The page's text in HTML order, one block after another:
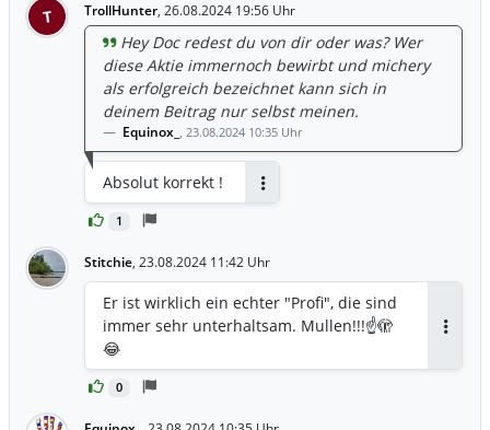
T TrollHunter, 26.08.2024 19:56 Uhr
1
Hey Doc redest du von dir oder was? Wer
diese Aktie immernoch bewirbt und michery
als erfolgreich bezeichnet kann sich in
deinem Beitrag nur selbst meinen.
Equinox_ , 23.08.2024 10:35 Uhr
Absolut korrekt !
Stitchie, 23.08.2024 11:42 Uhr
0
Er ist wirklich ein echter "Profi", die sind
immer sehr unterhaltsam. Mullen!!!☝️🫣
😂